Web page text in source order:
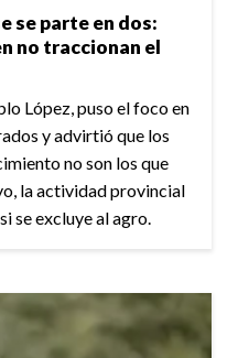
se parte en dos:
no traccionan el
López, puso el foco en
y advirtió que los
no son los que
la actividad provincial
se excluye al agro.